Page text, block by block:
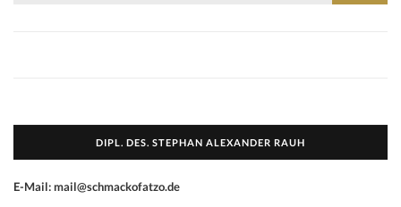
DIPL. DES. STEPHAN ALEXANDER RAUH
E-Mail: mail@schmackofatzo.de